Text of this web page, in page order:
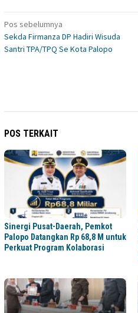
Navigasi
pos
Pos sebelumnya
Sekda Firmanza DP Hadiri Wisuda
Santri TPA/TPQ Se Kota Palopo
POS TERKAIT
Sinergi Pusat-Daerah, Pemkot
Palopo Datangkan Rp 68,8 M untuk
Perkuat Program Kolaborasi